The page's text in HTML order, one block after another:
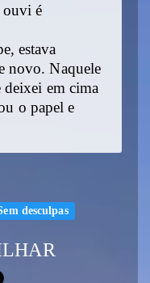
ouvi é
estava
novo. Naquele
deixei em cima
o papel e
desculpas